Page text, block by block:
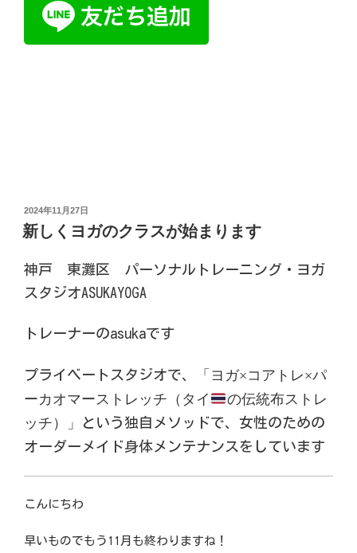
投
稿
日:
2024年11月27日
新しくヨガのクラスが始まります
神戸 東灘区 パーソナルトレーニング・ヨガ
スタジオASUKAYOGA
トレーナーのasukaです
プライベートスタジオで、
「ヨガ×コアトレ×パ
ーカオマーストレッチ（タイ
の伝統布ストレ
ッチ）」
という独自メソッドで、女性のための
オーダーメイド身体メンテナンスをしています
こんにちわ
早いものでもう11月も終わりますね！